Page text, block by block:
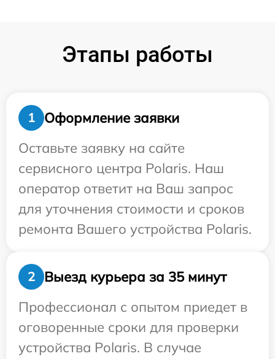
Этапы работы
1
Оформление заявки
Оставьте заявку на сайте
сервисного центра Polaris. Наш
оператор ответит на Ваш запрос
для уточнения стоимости и сроков
ремонта Вашего устройства Polaris.
2
Выезд курьера за 35 минут
Профессионал с опытом приедет в
оговоренные сроки для проверки
устройства Polaris. В случае